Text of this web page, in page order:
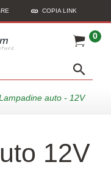
COPIA LINK
0
auto - 12V
12V